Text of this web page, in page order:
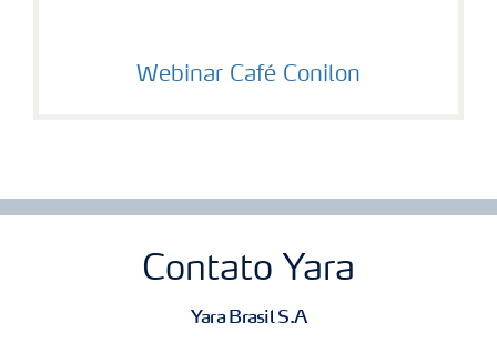
Webinar Café Conilon
Contato Yara
Yara Brasil S.A